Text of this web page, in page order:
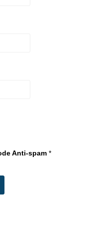
Anti-spam *